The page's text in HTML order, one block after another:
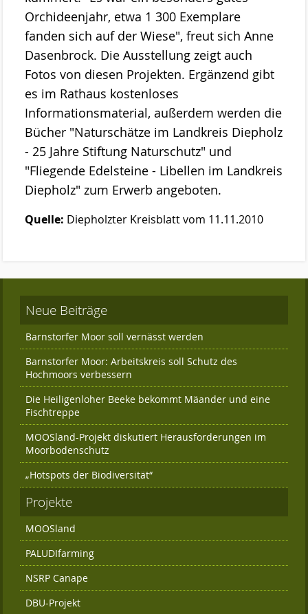
Orchideenjahr, etwa 1 300 Exemplare
fanden sich auf der Wiese", freut sich Anne
Dasenbrock. Die Ausstellung zeigt auch
Fotos von diesen Projekten. Ergänzend gibt
es im Rathaus kostenloses
Informationsmaterial, außerdem werden die
Bücher "Naturschätze im Landkreis Diepholz
- 25 Jahre Stiftung Naturschutz" und
"Fliegende Edelsteine - Libellen im Landkreis
Diepholz" zum Erwerb angeboten.
Quelle: Diepholzter Kreisblatt vom 11.11.2010
Neue Beiträge
Barnstorfer Moor soll vernässt werden
Barnstorfer Moor: Arbeitskreis soll Schutz des
Hochmoors verbessern
Die Heiligenloher Beeke bekommt Mäander und eine
Fischtreppe
MOOSland-Projekt diskutiert Herausforderungen im
Moorbodenschutz
„Hotspots der Biodiversität“
Projekte
MOOSland
PALUDIfarming
NSRP Canape
DBU-Projekt